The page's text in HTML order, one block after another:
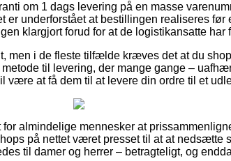
om 1 dags levering på en masse
er underforstået at bestillingen realiseres
klargjort forud for at de logistikansatte har
men i de fleste tilfælde kræves det at du
til levering, der mange gange –
at få dem til at levere din ordre til et
almindelige mennesker at
på nettet været presset til at at nedsætte
til damer og herrer – betragteligt, og